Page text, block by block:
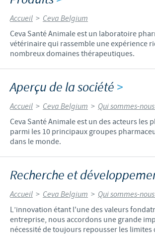
Accueil > Ceva Belgium
Ceva Santé Animale est un laboratoire
vétérinaire qui rassemble une expérience
nombreux domaines thérapeutiques.
Aperçu de la société >
Accueil > Ceva Belgium > Qui sommes-
Ceva Santé Animale est un des acteurs les
parmi les 10 principaux groupes
dans le monde.
Recherche et
Accueil > Ceva Belgium > Qui sommes-
L’innovation étant l'une des valeurs
entreprise, nous accordons une grande
nécessité de toujours repousser les limites